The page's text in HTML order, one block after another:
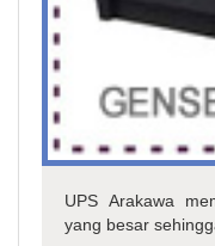
UPS Arakawa
yang besar